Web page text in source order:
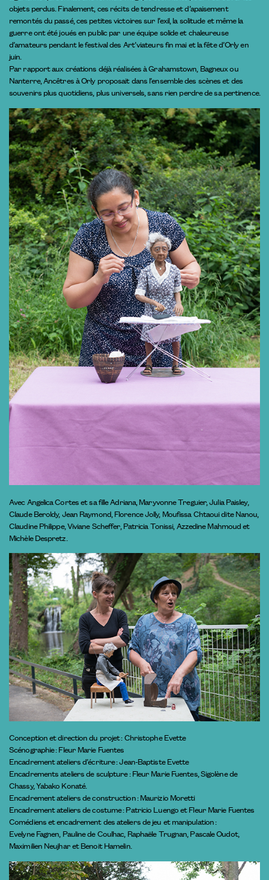
objets perdus. Finalement, ces récits de tendresse et d’apaisement
remontés du passé, ces petites victoires sur l’exil, la solitude et même la
guerre ont été joués en public par une équipe solide et chaleureuse
d’amateurs pendant le festival des Art’viateurs fin mai et la fête d’Orly en
juin.
Par rapport aux créations déjà réalisées à Grahamstown, Bagneux ou
Nanterre, Ancêtres à Orly proposait dans l’ensemble des scènes et des
souvenirs plus quotidiens, plus universels, sans rien perdre de sa pertinence.
Avec Angelica Cortes et sa fille Adriana, Maryvonne Treguier, Julia Paisley,
Claude Beroldy, Jean Raymond, Florence Jolly, Moufissa Chtaoui dite Nanou,
Claudine Philippe, Viviane Scheffer, Patricia Tonissi, Azzedine Mahmoud et
Michèle Despretz.
Conception et direction du projet : Christophe Evette
Scénographie : Fleur Marie Fuentes
Encadrement ateliers d’écriture : Jean-Baptiste Evette
Encadrements ateliers de sculpture : Fleur Marie Fuentes, Sigolène de
Chassy, Yabako Konaté.
Encadrement ateliers de construction : Maurizio Moretti
Encadrement ateliers de costume : Patricio Luengo et Fleur Marie Fuentes
Comédiens et encadrement des ateliers de jeu et manipulation :
Evelyne Fagnen, Pauline de Coulhac, Raphaële Trugnan, Pascale Oudot,
Maximilien Neujhar et Benoit Hamelin.